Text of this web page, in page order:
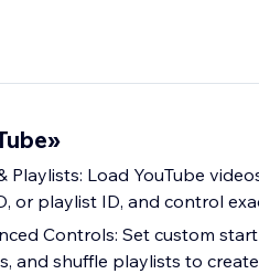
Playlists: Load YouTube
or playlist ID, and control
Controls: Set custom
and shuffle playlists to